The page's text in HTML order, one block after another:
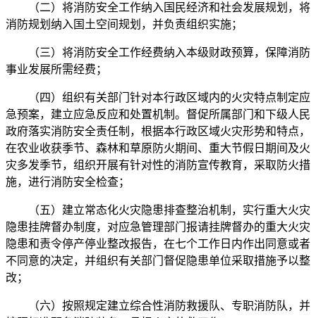
（二）将消防安全工作纳入国民经济和社会发展规划，将
消防规划纳入国土空间规划，并负责组织实施；
（三）将消防安全工作经费纳入本级财政预算，保障消防
事业发展所需经费；
（四）组织有关部门针对本行政区域内的火灾特点制定应
急预案，建立应急反应和处置机制。督促所属部门和下级人民
政府落实消防安全责任制，根据本行政区域火灾形势和特点，
在农业收获季节、森林和草原防火期间、重大节假日期间及火
灾多发季节，组织开展有针对性的消防宣传教育，采取防火措
施，进行消防安全检查；
（五）建立常态化火灾隐患排查整治机制，实行重大火灾
隐患挂牌督办制度，对应急管理部门报请挂牌督办的重大火灾
隐患和责令停产停业整改报告，在七个工作日内作出同意或者
不同意的决定，并组织有关部门督促隐患单位采取措施予以整
改；
（六）按照规定建立综合性消防救援队、专职消防队，并